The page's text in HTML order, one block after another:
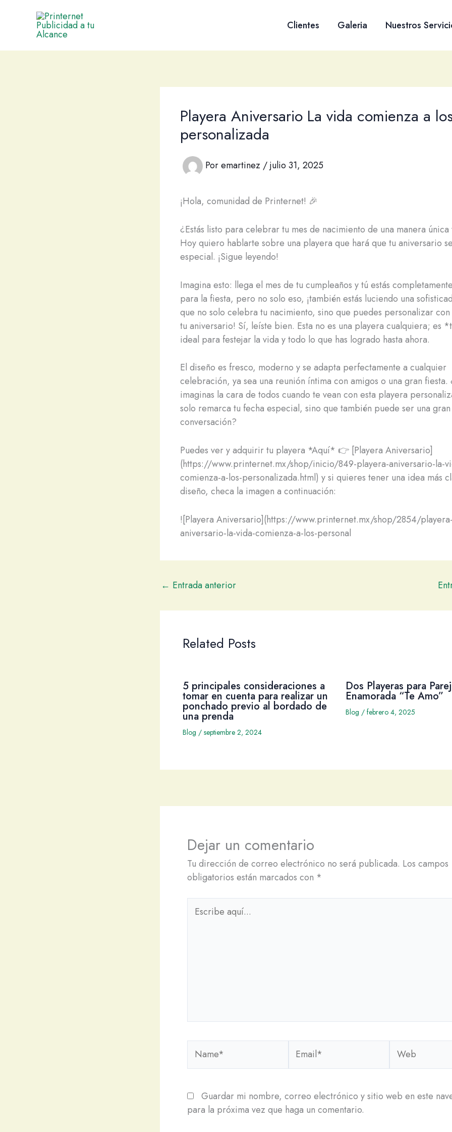
contenido
Clientes Galeria Nuestros
Playera Aniversario La vida comienza a
personalizada
Poremartinez /julio 31, 2025
¡Hola, comunidad de Printernet! 🎉
¿Estás listo para celebrar tu mes de nacimiento de una manera
Hoy quiero hablarte sobre una playera que hará que tu aniversario
especial. ¡Sigue leyendo!
Imagina esto: llega el mes de tu cumpleaños y tú estás
para la fiesta, pero no solo eso, ¡también estás luciendo una
que no solo celebra tu nacimiento, sino que puedes personalizar
tu aniversario! Sí, leíste bien. Esta no es una playera cualquiera; es
ideal para festejar la vida y todo lo que has logrado hasta ahora.
El diseño es fresco, moderno y se adapta perfectamente a cualquier
celebración, ya sea una reunión íntima con amigos o una gran fiesta.
imaginas la cara de todos cuando te vean con esta playera
solo remarca tu fecha especial, sino que también puede ser una gran
conversación?
Puedes ver y adquirir tu playera *Aquí* 👉 [Playera Aniversario]
(https://www.printernet.mx/shop/inicio/849-playera-aniversario-la-
comienza-a-los-personalizada.html) y si quieres tener una idea más
diseño, checa la imagen a continuación:
![Playera Aniversario](https://www.printernet.mx/shop/2854/
aniversario-la-vida-comienza-a-los-personal
← Entrada anterior
Related Posts
5 principales consideraciones a
tomar en cuenta para realizar un
ponchado previo al bordado de
una prenda
Blog / septiembre 2, 2024
Dos Playeras para
Enamorada “Te Amo”
Blog / febrero 4, 2025
Dejar un comentario
Tu dirección de correo electrónico no será publicada. Los campos
obligatorios están marcados con *
Escribe
aquí...
Guardar mi nombre, correo electrónico y sitio web en este
para la próxima vez que haga un comentario.